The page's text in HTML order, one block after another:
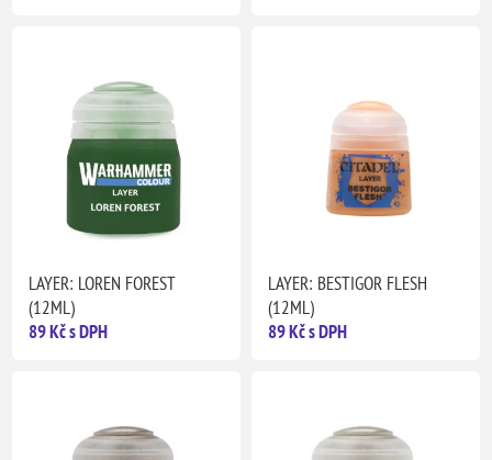
LAYER: LOREN FOREST
(12ML)
89 Kč s DPH
LAYER: BESTIGOR FLESH
(12ML)
89 Kč s DPH